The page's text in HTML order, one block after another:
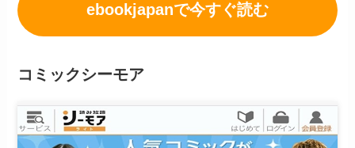
ebookjapanで今すぐ読む
コミックシーモア